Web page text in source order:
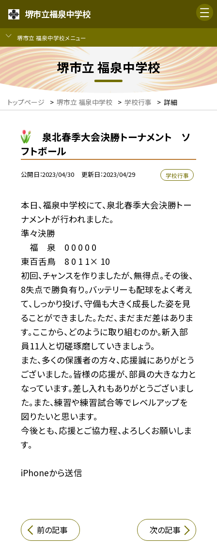
堺市立福泉中学校
堺市立 福泉中学校メニュー
堺市立 福泉中学校
トップページ > 堺市立 福泉中学校 > 学校行事 > 詳細
泉北春季大会決勝トーナメント ソ
フトボール
公開日 2023/04/30 更新日 2023/04/29 学校行事
本日、福泉中学校にて、泉北春季大会決勝トー
ナメントが行われました。
準々決勝
福 泉 0 0 0 0 0
東百舌鳥 8 0 1 1× 10
初回、チャンスを作りましたが、無得点。その後、
8失点で勝負有り。バッテリーも配球をよく考え
て、しっかり投げ、守備も大きく成長した姿を見
ることができました。ただ、まだまだ差はありま
す。ここから、どのように取り組むのか。新入部
員11人と切磋琢磨していきましょう。
また、多くの保護者の方々、応援誠にありがとう
ございました。皆様の応援が、部員の大きな力と
なっています。差し入れもありがとうございまし
た。また、練習や練習試合等でレベルアップを
図りたいと思います。
今後とも、応援とご協力程、よろしくお願いしま
す。
iPhoneから送信
前の記事 次の記事